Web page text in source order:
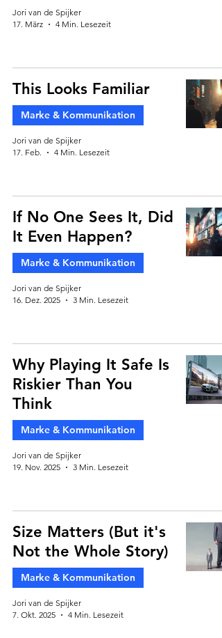
Jori van de Spijker
17. März
4 Min. Lesezeit
This Looks Familiar
Marke & Kommunikation
Jori van de Spijker
17. Feb.
4 Min. Lesezeit
If No One Sees It, Did
It Even Happen?
Marke & Kommunikation
Jori van de Spijker
16. Dez. 2025
3 Min. Lesezeit
Why Playing It Safe Is
Riskier Than You
Think
Marke & Kommunikation
Jori van de Spijker
19. Nov. 2025
3 Min. Lesezeit
Size Matters (But it's
Not the Whole Story)
Marke & Kommunikation
Jori van de Spijker
7. Okt. 2025
4 Min. Lesezeit